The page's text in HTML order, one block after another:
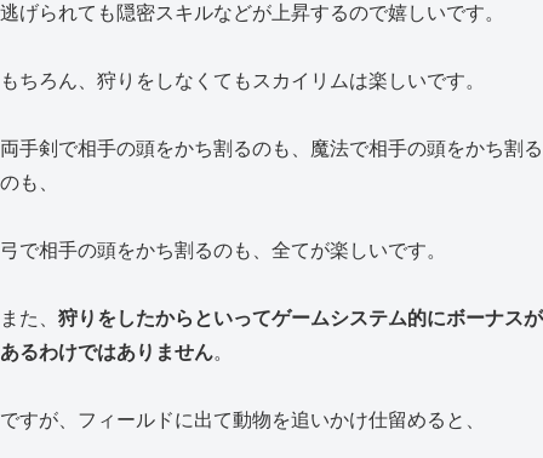
逃げられても隠密スキルなどが上昇するので嬉しいです。
もちろん、狩りをしなくてもスカイリムは楽しいです。
両手剣で相手の頭をかち割るのも、魔法で相手の頭をかち割る
のも、
弓で相手の頭をかち割るのも、全てが楽しいです。
また、 狩りをしたからといってゲームシステム的にボーナスが
あるわけではありません。
ですが、フィールドに出て動物を追いかけ仕留めると、